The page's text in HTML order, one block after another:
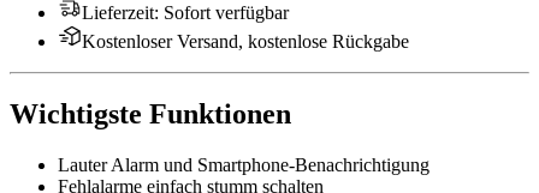
Lieferzeit: Sofort verfügbar
Kostenloser Versand, kostenlose Rückgabe
Wichtigste Funktionen
Lauter Alarm und Smartphone-Benachrichtigung
Fehlalarme einfach stumm schalten